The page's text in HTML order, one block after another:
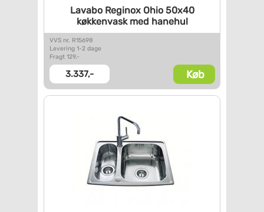
Lavabo Reginox Ohio 50x40
køkkenvask med hanehul
VVS nr. R15698
Levering 1-2 dage
Fragt 129,-
3.337,- Køb